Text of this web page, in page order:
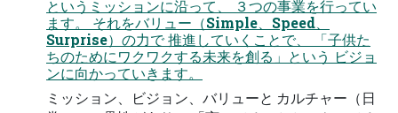
というミッションに沿って、 ３つの事業を行ってい
ます。 それをバリュー（Simple、Speed、
Surprise）の力で 推進していくことで、 「子供た
ちのためにワクワクする未来を創る」という ビジョ
ンに向かっていきます。
ミッション、ビジョン、バリューと カルチャー（日